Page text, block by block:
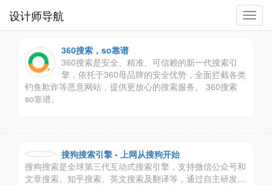
切
换
设计师导航
360搜索，so靠谱
360搜索是安全、精准、可信赖的新一代搜索引
擎，依托于360母品牌的安全优势，全面拦截各类
钓鱼欺诈等恶意网站，提供更放心的搜索服务。 360搜索
so靠谱。
搜狗搜索引擎 - 上网从搜狗开始
搜狗搜索是全球第三代互动式搜索引擎，支持微信公众号和
文章搜索、知乎搜索、英文搜索及翻译等，通过自主研发的